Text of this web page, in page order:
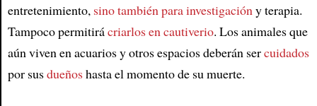
Article
entretenimiento, sino también para investigación y terapia.
Tampoco permitirácriarlos en cautiverio. Los animales que
aún viven en acuarios y otros espacios deberán sercuidados
por susdueñoshasta el momento de su muerte.